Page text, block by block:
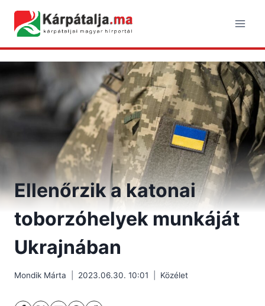
content
Ellenőrzik a katonai
toborzóhelyek munkáját
Ukrajnában
Mondik Márta 2023.06.30. 10:01 Közélet